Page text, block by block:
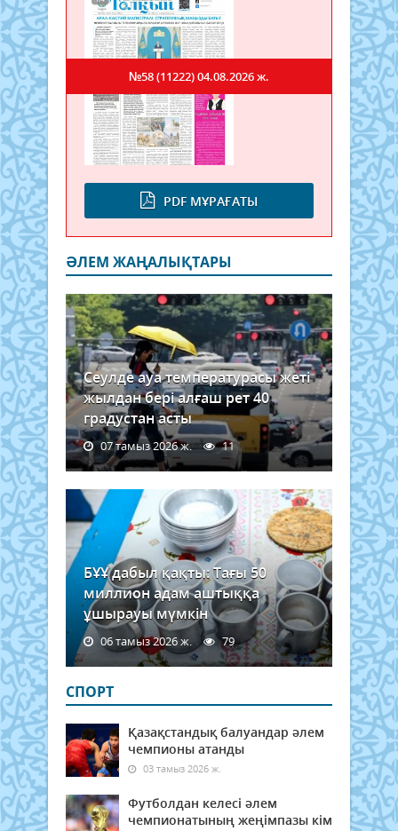
PDF МҰРАҒАТЫ
№58 (11222)04.08.2026 ж.
ӘЛЕМ ЖАҢАЛЫҚТАРЫ
Сеулде ауа температурасы жеті
жылдан бері алғаш рет 40
градустан асты
07 тамыз 2026 ж. 11
БҰҰ дабыл қақты: Тағы 50
миллион адам аштыққа
ұшырауы мүмкін
06 тамыз 2026 ж. 79
СПОРТ
Қазақстандық балуандар әлем
чемпионы атанды
03 тамыз 2026 ж.
Футболдан келесі әлем
чемпионатының жеңімпазы кім